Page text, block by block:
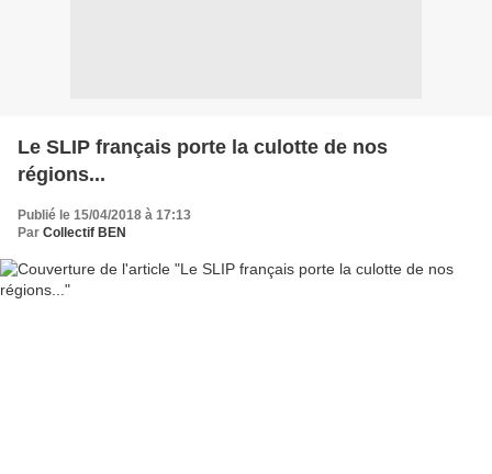
Le SLIP français porte la culotte de nos
régions...
Publié le 15/04/2018 à 17:13
Par Collectif BEN